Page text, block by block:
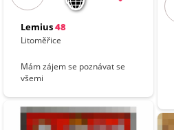
Lemius48
Litoměřice
Mám zájem se poznávat se
všemi